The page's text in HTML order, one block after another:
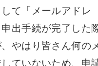
て「メールアドレ
出手続が完了した
やはり皆さん何の
ていないため、申